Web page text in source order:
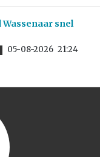
snel
05-08-2026 21:24